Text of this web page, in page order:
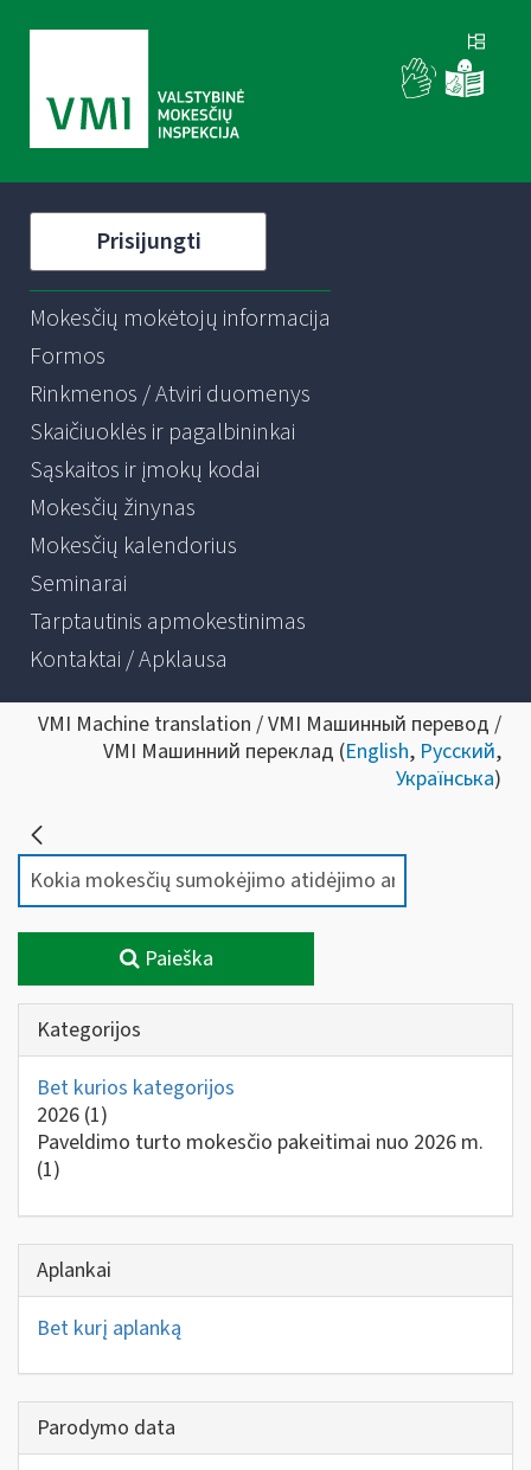
Prisijungti
Mokesčių mokėtojų informacija
Formos
Rinkmenos / Atviri duomenys
Skaičiuoklės ir pagalbininkai
Sąskaitos ir įmokų kodai
Mokesčių žinynas
Mokesčių kalendorius
Seminarai
Tarptautinis apmokestinimas
Kontaktai / Apklausa
VMI Machine translation / VMI Машинный перевод /
VMI Машинний переклад (English, Русский,
Українська)
Paieška
Kategorijos
Bet kurios kategorijos
2026 (1)
Paveldimo turto mokesčio pakeitimai nuo 2026 m.
(1)
Aplankai
Bet kurį aplanką
Parodymo data